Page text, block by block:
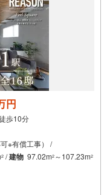
円
歩10分
※有償工事） /
2 /建物 97.02m2 ～107.23m2